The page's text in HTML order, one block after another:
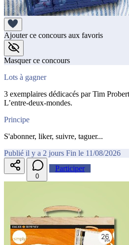
Ajouter ce concours aux favoris
Masquer ce concours
Lots à gagner
3 exemplaires dédicacés par Tim
L’entre-deux-mondes.
Principe
S'abonner, liker, suivre, taguer...
Publié il y a 2 jours Fin le 11/08/2026
0
Participer